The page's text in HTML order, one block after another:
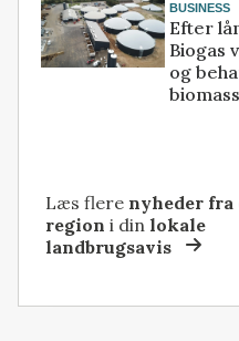
BUSINESS
Efter
Biogas
og
Læs flere nyheder fra
region i dinlokale
landbrugsavis